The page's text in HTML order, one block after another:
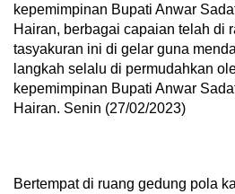
kepemimpinan Bupati Anwar
Hairan, berbagai capaian telah di
tasyakuran ini di gelar guna
langkah selalu di permudahkan
kepemimpinan Bupati Anwar
Hairan. Senin (27/02/2023)
Bertempat di ruang gedung pola